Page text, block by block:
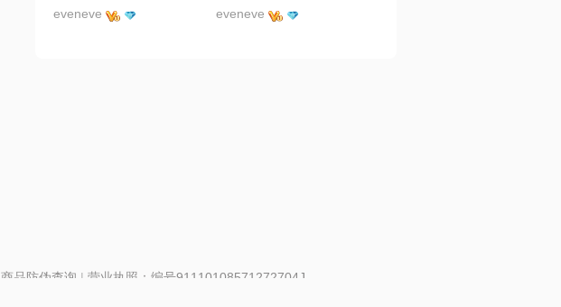
eveneve eveneve
商品防伪查询 | 营业执照：编号91110108571272704J